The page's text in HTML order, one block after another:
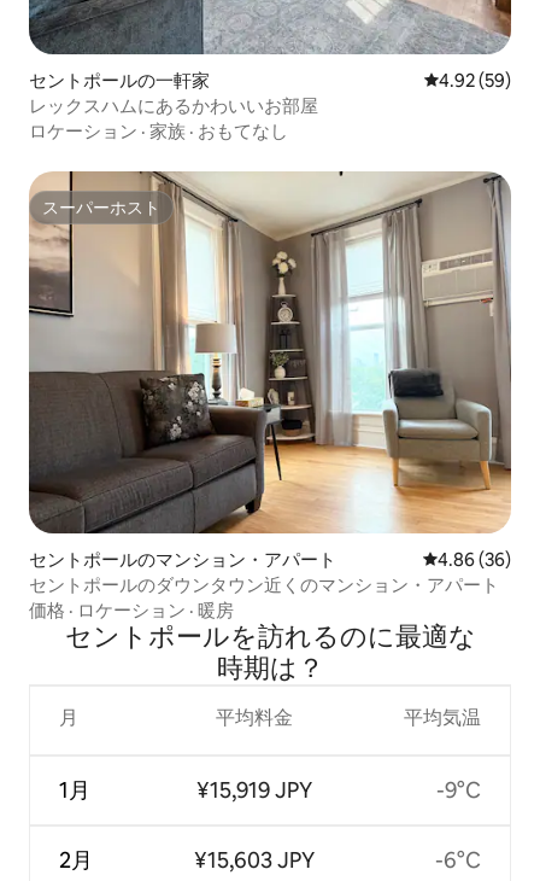
セントポールの一軒家 レビュー59
4.92 (59)
レックスハムにあるかわいいお部屋
ロケーション · 家族 · おもてなし
スーパーホスト
スーパーホスト
セントポールのマンション・アパート レビュー36
4.86 (36)
セントポールのダウンタウン近くのマンション・アパート
価格 · ロケーション · 暖房
セントポールを訪⁠れ⁠るの⁠に最⁠適⁠な
時⁠期⁠は⁠？
月
1月
2月
平均料金
¥15,919 JPY
¥15,603 JPY
平均気温
-9°C
-6°C